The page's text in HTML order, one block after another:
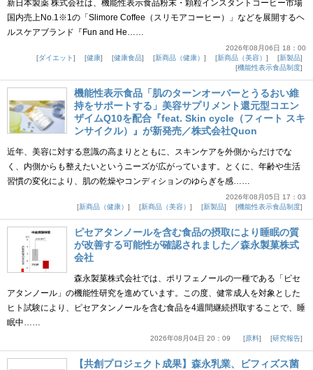
新日本製薬 株式会社は、機能性表示食品粉末・顆粒インスタントコーヒー市場
国内売上No.1※1の「Slimore Coffee（スリモアコーヒー）」などを展開するヘ
ルスケアブランド『Fun and He……
2026年08月06日 18：00
ダイエット
健康 健康食品 新商品（健康） 新商品（美容）
新製品
機能性表示食品制度
機能性表示食品「肌のターンオーバーとうるおい維
持をサポートする」美容サプリメント還元型コエン
ザイムQ10を配合『feat. Skin cycle（フィート スキ
ンサイクル）』が新発売／株式会社Quon
近年、美容に対する意識の高まりとともに、スキンケアを外側からだけでな
く、内側からも整えたいというニーズが広がっています。とくに、年齢や生活
習慣の変化により、肌の乾燥やコンディションのゆらぎを感……
2026年08月05日 17：03
新商品（健康）
新商品（美容） 新製品 機能性表示食品制度
ピセアタンノールを含む食品の摂取により睡眠の質
が改善する可能性が確認されました／森永製菓株式
会社
森永製菓株式会社では、ポリフェノールの一種である「ピセ
アタンノール」の機能性研究を進めています。この度、健常成人を対象とした
ヒト試験により、ピセアタンノールを含む食品を4週間継続摂取することで、睡
眠中……
2026年08月04日 20：09 原料 研究報告
【共創プロジェクト成果】森永乳業、ビフィズス菌